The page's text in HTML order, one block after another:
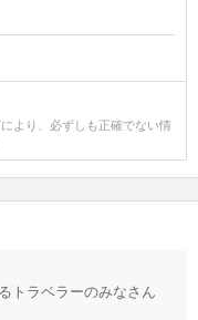
より、必ずしも正確でない情
トラベラーのみなさん